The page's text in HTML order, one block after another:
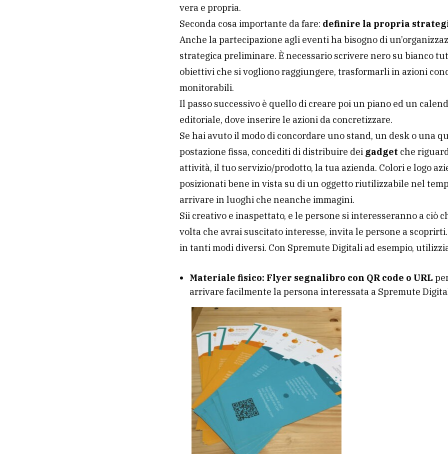
vera e propria.
Seconda cosa importante da fare: definire la propria
Anche la partecipazione agli eventi ha bisogno di
strategica preliminare. È necessario scrivere nero su bianco
obiettivi che si vogliono raggiungere, trasformarli in azioni
monitorabili.
Il passo successivo è quello di creare poi un piano ed un
editoriale, dove inserire le azioni da concretizzare.
Se hai avuto il modo di concordare uno stand, un desk o una
postazione fissa, concediti di distribuire dei gadget che
attività, il tuo servizio/prodotto, la tua azienda. Colori e logo
posizionati bene in vista su di un oggetto riutilizzabile nel
arrivare in luoghi che neanche immagini.
Sii creativo e inaspettato, e le persone si interesseranno a ciò
volta che avrai suscitato interesse, invita le persone a
in tanti modi diversi. Con Spremute Digitali ad esempio,
Materiale fisico: Flyer segnalibro con QR code o URL
arrivare facilmente la persona interessata a Spremute